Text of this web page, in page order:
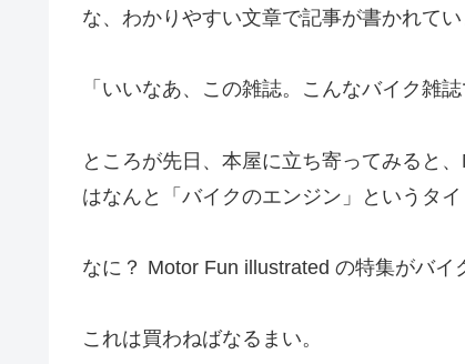
な、わかりやすい文章で記事が書かれてい
「いいなあ、この雑誌。こんなバイク雑
ところが先日、本屋に立ち寄ってみると
はなんと「バイクのエンジン」というタイ
なに？ Motor Fun illustrated の特集がバイ
これは買わねばなるまい。